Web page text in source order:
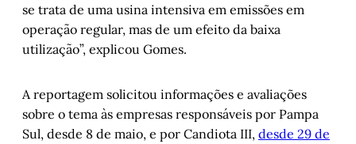
se trata de uma usina intensiva em emissões em
operação regular, mas de um efeito da baixa
utilização”, explicou Gomes.
A reportagem solicitou informações e avaliações
sobre o tema às empresas responsáveis por Pampa
Sul, desde 8 de maio, e por Candiota III, desde 29 de